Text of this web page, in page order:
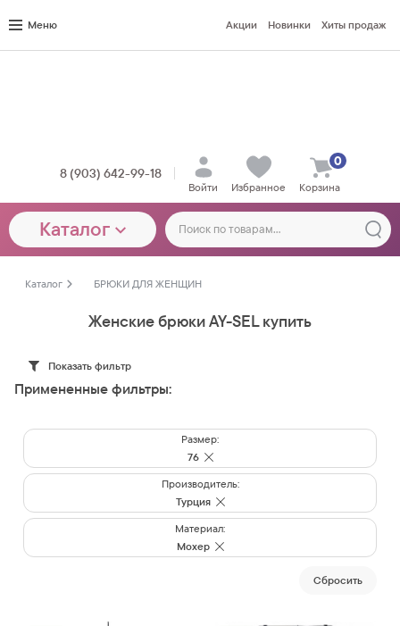
Меню Акции Новинки Хиты продаж
8 (903) 642-99-18
Войти Избранное Корзина
0
Каталог
Каталог БРЮКИ ДЛЯ ЖЕНЩИН
Женские брюки AY-SEL купить
Показать фильтр
Примененные фильтры:
Размер:
76
Производитель:
Турция
Материал:
Мохер
Cбросить